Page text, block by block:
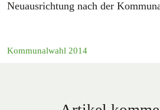
Neuausrichtung nach der
Kommunalwahl 2014